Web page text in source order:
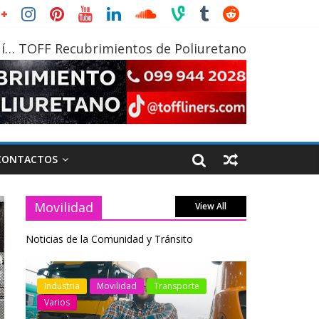
TOFF Recubrimientos de Poliuretano
Movilidad View All
Noticias de la Comunidad y Tránsito
Industria Movilidad
Transporte
Varios